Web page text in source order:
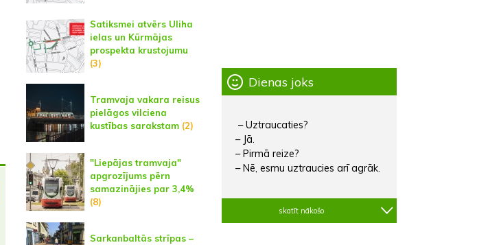
Satiksmei atvērs Uliha
ielas un Kūrmājas
prospekta krustojumu
(3)
Tramvaja vakara reisus
pielāgos vilciena
kustības sarakstam(2)
"Liepājas tramvaja"
apgrozījums pērn
samazinājies par 3,4%
(8)
Sarkanbaltās strīpas –
Dienas joks
– Uztraucaties?
– Jā.
– Pirmā reize?
– Nē, esmu uztraucies arī agrāk.
skatīt nākošo